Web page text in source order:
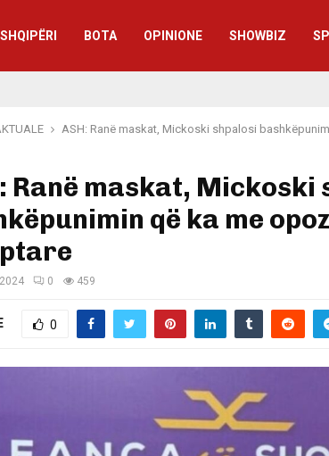
SHQIPËRI BOTA OPINIONE SHOWBIZ
ASH: Ranë maskat, Mickoski shpalosi
Ranë maskat, Mickoski
që ka me
0 459
0